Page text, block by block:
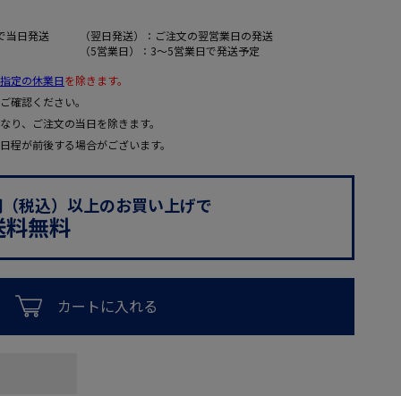
当日発送
（翌日発送）：ご注文の翌営業日の発送
（5営業日）：3～5営業日で発送予定
定の休業日を除きます。
確認ください。
、ご注文の当日を除きます。
が前後する場合がございます。
税込）以上のお買い上げで
無料
カートに入れる